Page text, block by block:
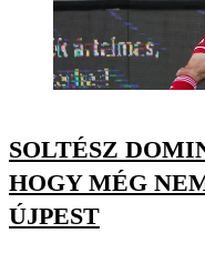
SOLTÉSZ
HOGY MÉG
ÚJPEST